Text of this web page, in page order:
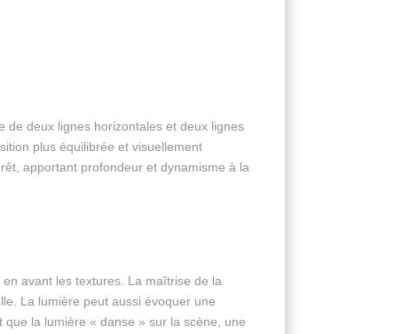
de deux lignes horizontales et deux lignes
plus équilibrée et visuellement
apportant profondeur et dynamisme à la
avant les textures. La maîtrise de la
La lumière peut aussi évoquer une
la lumière « danse » sur la scène, une